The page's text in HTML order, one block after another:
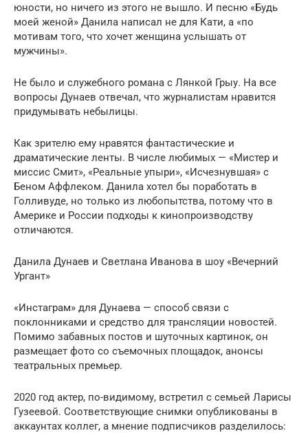
юности, но ничего из этого не вышло. И песню «Будь
моей женой» Данила написал не для Кати, а «по
мотивам того, что хочет женщина услышать от
мужчины».
Не было и служебного романа с Лянкой Грыу. На все
вопросы Дунаев отвечал, что журналистам нравится
придумывать небылицы.
Как зрителю ему нравятся фантастические и
драматические ленты. В числе любимых — «Мистер и
миссис Смит», «Реальные упыри», «Исчезнувшая» с
Беном Аффлеком. Данила хотел бы поработать в
Голливуде, но только из любопытства, потому что в
Америке и России подходы к кинопроизводству
отличаются.
Данила Дунаев и Светлана Иванова в шоу «Вечерний
Ургант»
«Инстаграм» для Дунаева — способ связи с
поклонниками и средство для трансляции новостей.
Помимо забавных постов и шуточных картинок, он
размещает фото со съемочных площадок, анонсы
театральных премьер.
2020 год актер, по-видимому, встретил с семьей Ларисы
Гузеевой. Соответствующие снимки опубликованы в
аккаунтах коллег, а мнение подписчиков разделилось: